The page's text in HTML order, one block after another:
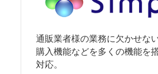
通販業者様の業務に欠かせな
購入機能などを多くの機能を
対応。